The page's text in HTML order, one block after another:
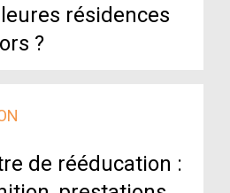
résidences
?
de rééducation :